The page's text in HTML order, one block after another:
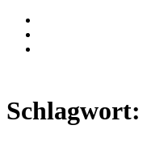
Schlagwort: